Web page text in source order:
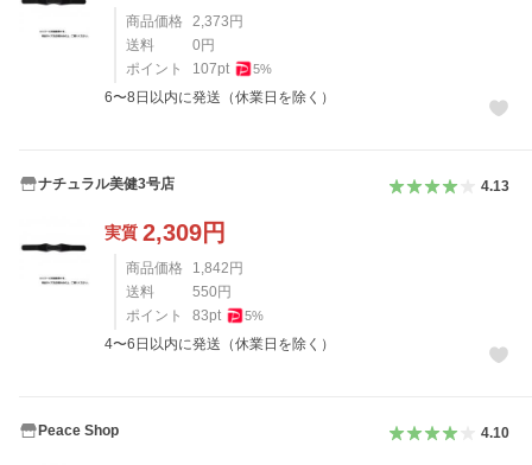
商品価格 2,373 円
送料
0 円
ポイント
107pt 5%
6〜8日以内に発送（休業日を除く）
ナチュラル美健3号店 4.13
実質 2,309円
商品価格 1,842 円
送料
550 円
ポイント
83pt 5%
4〜6日以内に発送（休業日を除く）
Peace Shop 4.10